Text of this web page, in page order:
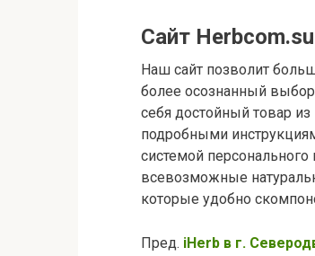
Сайт Herbcom.su
Наш сайт позволит
более осознанный
себя достойный товар из
подробными
системой
всевозможные
которые удобно
Пред. iHerb в г.